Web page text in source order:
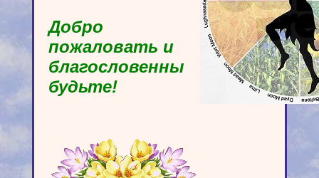
Добро
пожаловать и
благословенны
будьте!